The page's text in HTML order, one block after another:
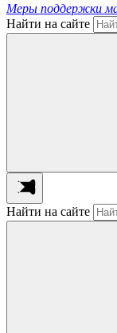
Меры поддержки
Найти на сайте
Найти на сайте